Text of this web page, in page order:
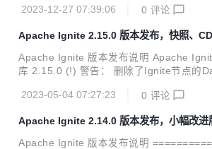
了
ED_CACHE_GROUPS系统属性可以配置
式； ignite-ml和ignite-cassandra模块迁
Ignite 新增了ARM64 Docker 容器镜像；
2023-12-27 07:39:06 0 评论
Apache Ignite 2.15.0 版本发布，快照、
Apache Ignite 版本发布说明 Apache
库 2.15.0 (!) 警告： 删除了Ignite节点的
（ThreadPoolMXBean、
orageMetricsMXBean、
除了多余的ignite-spring模块的ignite-
2023-05-04 07:27:23 0 评论
Apache Ignite 2.14.0 版本发布，小幅改进
Apache Ignite 版本发布说明